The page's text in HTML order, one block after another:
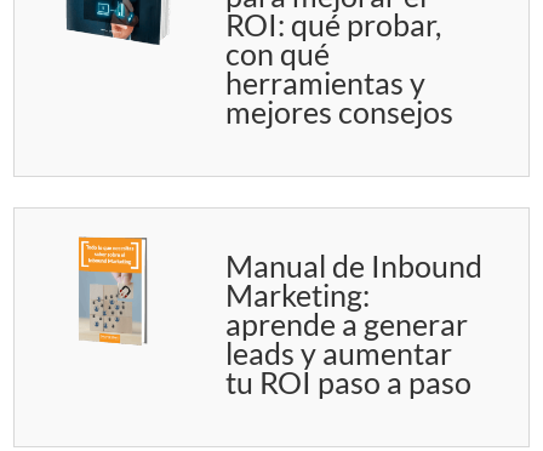
ROI: qué probar,
con qué
herramientas y
mejores consejos
Manual de Inbound
Marketing:
aprende a generar
leads y aumentar
tu ROI paso a paso